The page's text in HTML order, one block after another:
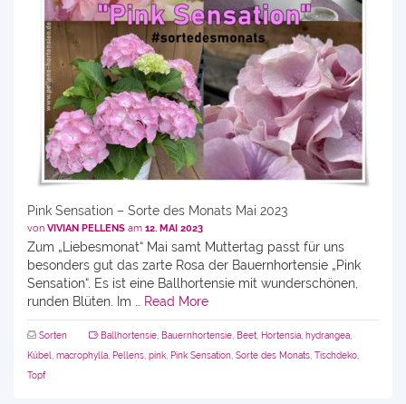
Pink Sensation – Sorte des Monats Mai 2023
von VIVIAN PELLENS am 12. MAI 2023
Zum „Liebesmonat“ Mai samt Muttertag passt für uns
besonders gut das zarte Rosa der Bauernhortensie „Pink
Sensation“. Es ist eine Ballhortensie mit wunderschönen,
runden Blüten. Im …
Read More
Sorten Ballhortensie Bauernhortensie Beet Hortensia hydrangea
Kübel
macrophylla Pellens pink Pink Sensation Sorte des Monats Tischdeko
Topf